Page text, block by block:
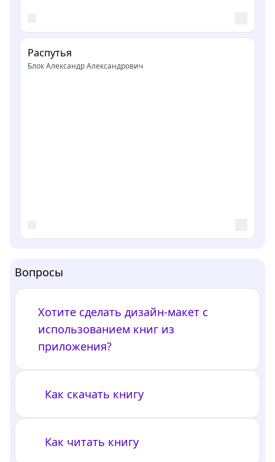
Распутья
Блок Александр Александрович
Вопросы
Хотите сделать дизайн-макет с
использованием книг из
приложения?
Как скачать книгу
Как читать книгу